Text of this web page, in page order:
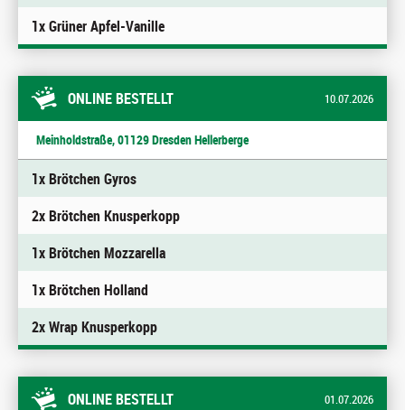
1x Grüner Apfel-Vanille
ONLINE BESTELLT 10.07.2026
Meinholdstraße, 01129 Dresden Hellerberge
1x Brötchen Gyros
2x Brötchen Knusperkopp
1x Brötchen Mozzarella
1x Brötchen Holland
2x Wrap Knusperkopp
ONLINE BESTELLT 01.07.2026